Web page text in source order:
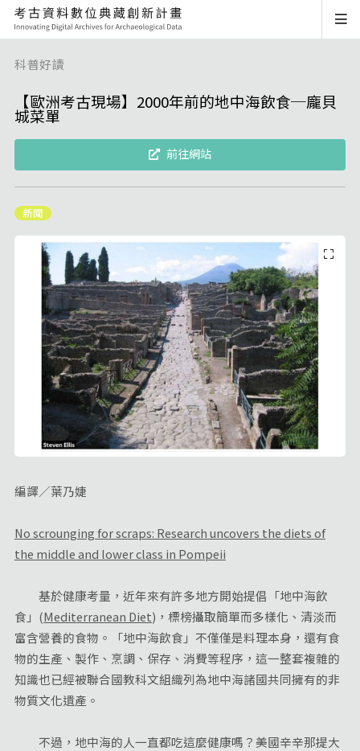
科普好讀
【歐洲考古現場】2000年前的地中海飲食─龐貝
城菜單
前往網站
新聞
編譯／葉乃婕
No scrounging for scraps: Research uncovers the diets of
the middle and lower class in Pompeii
基於健康考量，近年來有許多地方開始提倡「地中海飲
食」(Mediterranean Diet)，標榜攝取簡單而多樣化、清淡而
富含營養的食物。「地中海飲食」不僅僅是料理本身，還有食
物的生產、製作、烹調、保存、消費等程序，這一整套複雜的
知識也已經被聯合國教科文組織列為地中海諸國共同擁有的非
物質文化遺產。
不過，地中海的人一直都吃這麼健康嗎？美國辛辛那提大